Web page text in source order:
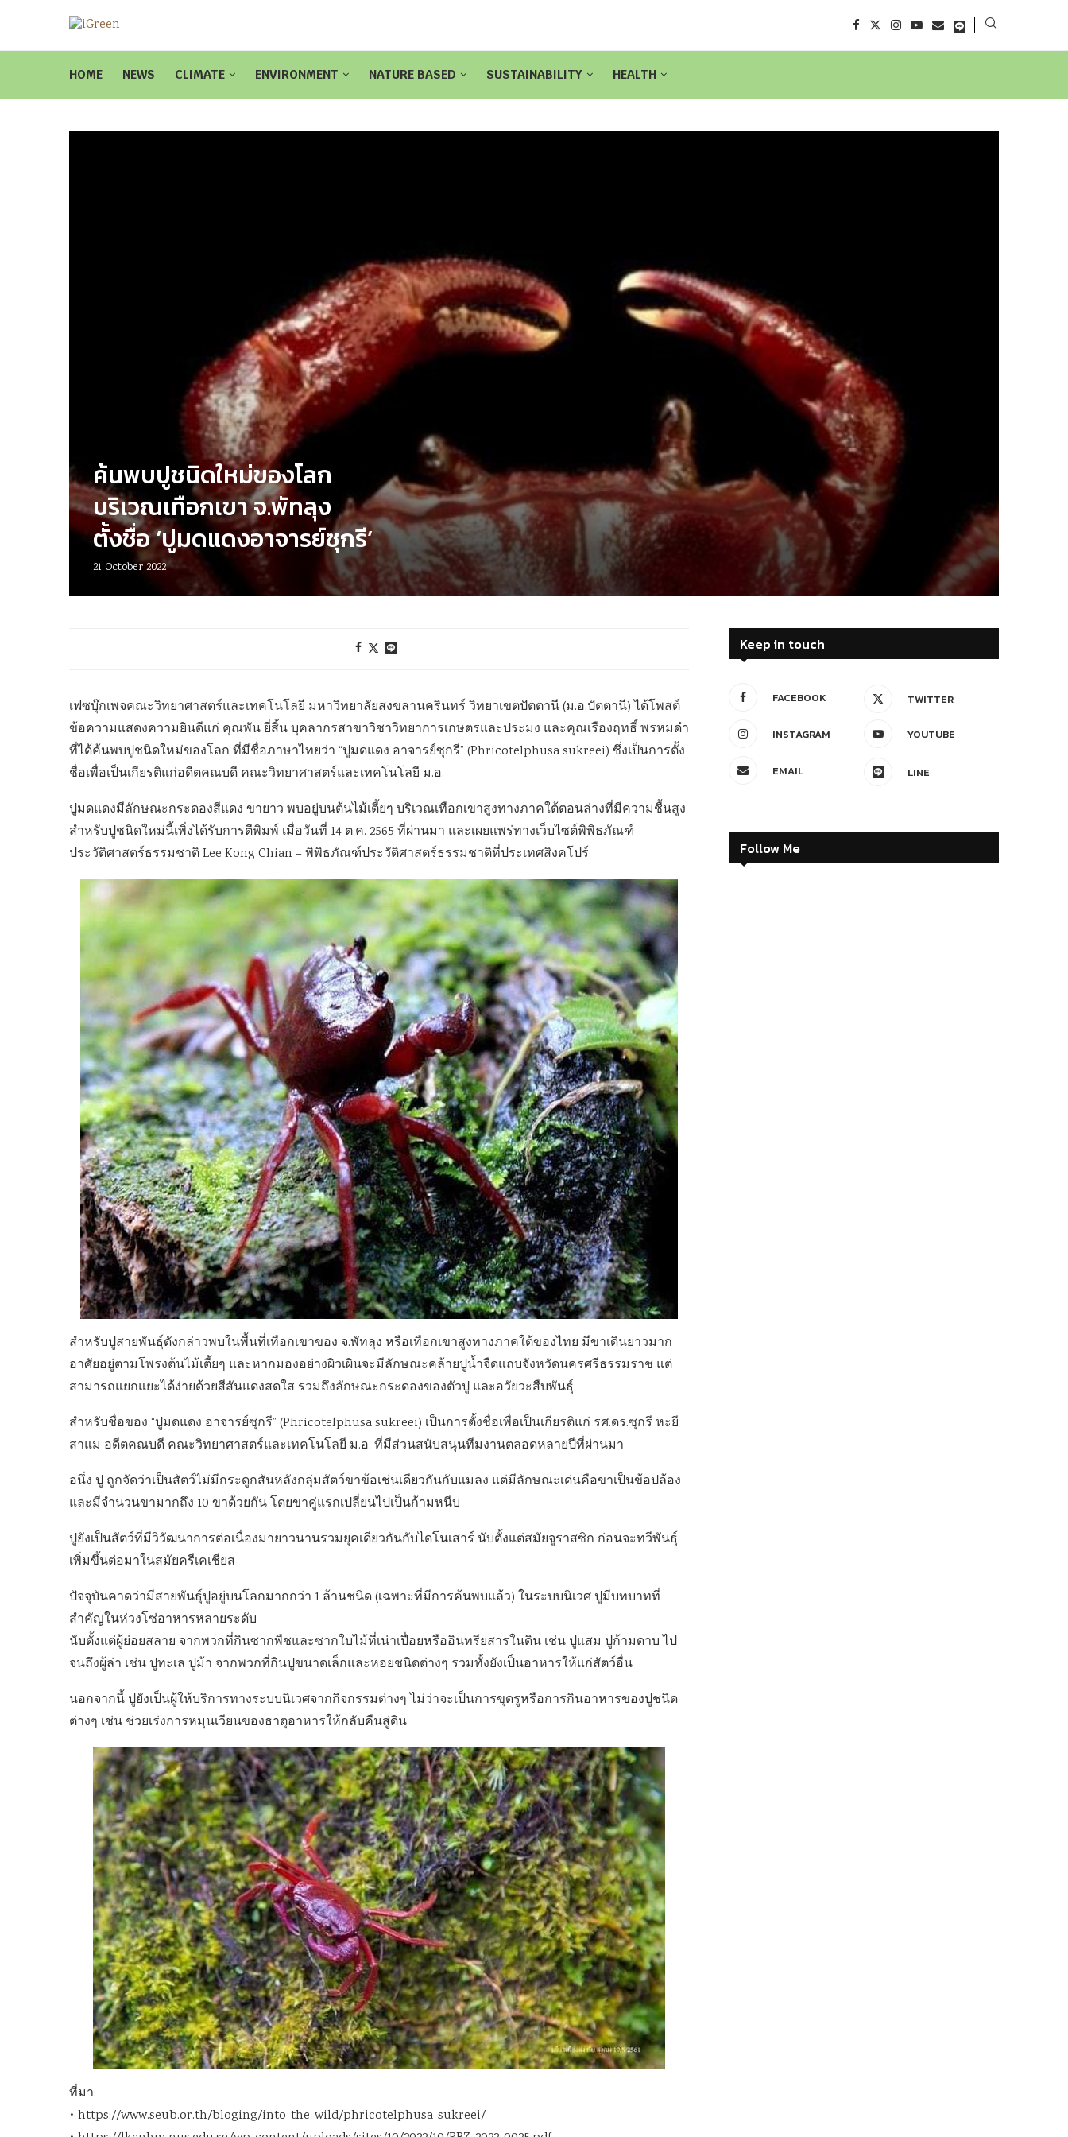
HOME NEWS CLIMATE ENVIRONMENT NATURE BASED SUSTAINABILITY HEALTH
ค้นพบปูชนิดใหม่ของโลก
บริเวณเทือกเขา จ.พัทลุง
ตั้งชื่อ ‘ปูมดแดงอาจารย์ซุกรี’
21 October 2022
เฟซบุ๊กเพจคณะวิทยาศาสตร์และเทคโนโลยี มหาวิทยาลัยสงขลานครินทร์ วิทยาเขตปัตตานี (ม.อ.ปัตตานี) ได้โพสต์
ข้อความแสดงความยินดีแก่ คุณพัน ยี่สิ้น บุคลากรสาขาวิชาวิทยาการเกษตรและประมง และคุณเรืองฤทธิ์ พรหมดำ
ที่ได้ค้นพบปูชนิดใหม่ของโลก ที่มีชื่อภาษาไทยว่า “ปูมดแดง อาจารย์ซุกรี” (Phricotelphusa sukreei) ซึ่งเป็นการตั้ง
ชื่อเพื่อเป็นเกียรติแก่อดีตคณบดี คณะวิทยาศาสตร์และเทคโนโลยี ม.อ.
ปูมดแดงมีลักษณะกระดองสีแดง ขายาว พบอยู่บนต้นไม้เตี้ยๆ บริเวณเทือกเขาสูงทางภาคใต้ตอนล่างที่มีความชื้นสูง
สำหรับปูชนิดใหม่นี้เพิ่งได้รับการตีพิมพ์ เมื่อวันที่ 14 ต.ค. 2565 ที่ผ่านมา และเผยแพร่ทางเว็บไซต์พิพิธภัณฑ์
ประวัติศาสตร์ธรรมชาติ Lee Kong Chian – พิพิธภัณฑ์ประวัติศาสตร์ธรรมชาติที่ประเทศสิงคโปร์
สำหรับปูสายพันธุ์ดังกล่าวพบในพื้นที่เทือกเขาของ จ.พัทลุง หรือเทือกเขาสูงทางภาคใต้ของไทย มีขาเดินยาวมาก
อาศัยอยู่ตามโพรงต้นไม้เตี้ยๆ และหากมองอย่างผิวเผินจะมีลักษณะคล้ายปูน้ำจืดแถบจังหวัดนครศรีธรรมราช แต่
สามารถแยกแยะได้ง่ายด้วยสีสันแดงสดใส รวมถึงลักษณะกระดองของตัวปู และอวัยวะสืบพันธุ์
สำหรับชื่อของ “ปูมดแดง อาจารย์ซุกรี” (Phricotelphusa sukreei) เป็นการตั้งชื่อเพื่อเป็นเกียรติแก่ รศ.ดร.ซุกรี หะยี
สาแม อดีตคณบดี คณะวิทยาศาสตร์และเทคโนโลยี ม.อ. ที่มีส่วนสนับสนุนทีมงานตลอดหลายปีที่ผ่านมา
อนึ่ง ปู ถูกจัดว่าเป็นสัตว์ไม่มีกระดูกสันหลังกลุ่มสัตว์ขาข้อเช่นเดียวกันกับแมลง แต่มีลักษณะเด่นคือขาเป็นข้อปล้อง
และมีจำนวนขามากถึง 10 ขาด้วยกัน โดยขาคู่แรกเปลี่ยนไปเป็นก้ามหนีบ
ปูยังเป็นสัตว์ที่มีวิวัฒนาการต่อเนื่องมายาวนานรวมยุคเดียวกันกับไดโนเสาร์ นับตั้งแต่สมัยจูราสซิก ก่อนจะทวีพันธุ์
เพิ่มขึ้นต่อมาในสมัยครีเคเชียส
ปัจจุบันคาดว่ามีสายพันธุ์ปูอยู่บนโลกมากกว่า 1 ล้านชนิด (เฉพาะที่มีการค้นพบแล้ว) ในระบบนิเวศ ปูมีบทบาทที่
สำคัญในห่วงโซ่อาหารหลายระดับ
นับตั้งแต่ผู้ย่อยสลาย จากพวกที่กินซากพืชและซากใบไม้ที่เน่าเปื่อยหรืออินทรียสารในดิน เช่น ปูแสม ปูก้ามดาบ ไป
จนถึงผู้ล่า เช่น ปูทะเล ปูม้า จากพวกที่กินปูขนาดเล็กและหอยชนิดต่างๆ รวมทั้งยังเป็นอาหารให้แก่สัตว์อื่น
นอกจากนี้ ปูยังเป็นผู้ให้บริการทางระบบนิเวศจากกิจกรรมต่างๆ ไม่ว่าจะเป็นการขุดรูหรือการกินอาหารของปูชนิด
ต่างๆ เช่น ช่วยเร่งการหมุนเวียนของธาตุอาหารให้กลับคืนสู่ดิน
ที่มา:
• https://www.seub.or.th/bloging/into-the-wild/phricotelphusa-sukreei/
Keep in touch
FACEBOOK TWITTER
INSTAGRAM YOUTUBE
EMAIL LINE
Follow Me